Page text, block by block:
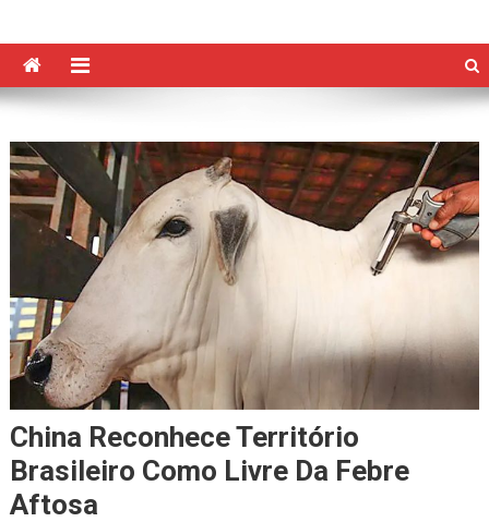
China Reconhece Território
Brasileiro Como Livre Da Febre
Aftosa